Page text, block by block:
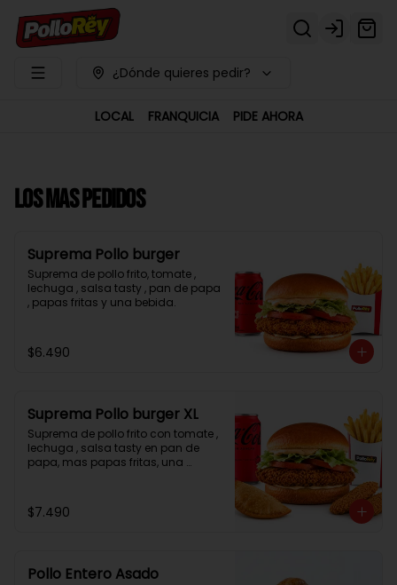
Login
¿Dónde quieres pedir?
LOCAL FRANQUICIA PIDE AHORA
LOS MAS PEDIDOS
Suprema Pollo burger
Suprema de pollo frito, tomate ,
lechuga , salsa tasty , pan de papa
, papas fritas y una bebida.
$6.490
Suprema Pollo burger XL
Suprema de pollo frito con tomate ,
lechuga , salsa tasty en pan de
papa, mas papas fritas, una
$7.490
Pollo Entero Asado